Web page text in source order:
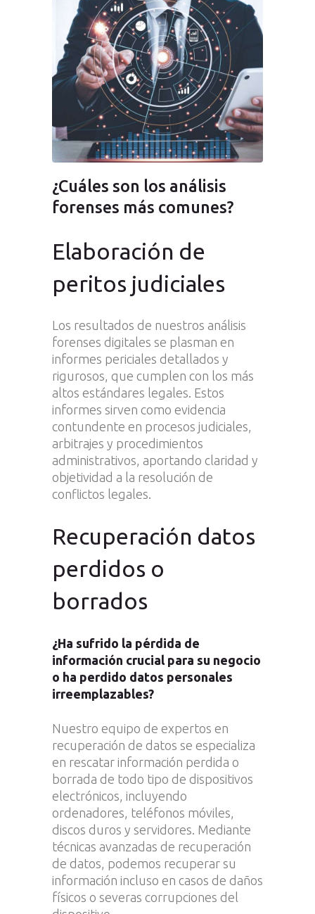
¿Cuáles son los análisis
forenses más comunes?
Elaboración de
peritos judiciales
Los resultados de nuestros análisis
forenses digitales se plasman en
informes periciales detallados y
rigurosos, que cumplen con los más
altos estándares legales. Estos
informes sirven como evidencia
contundente en procesos judiciales,
arbitrajes y procedimientos
administrativos, aportando claridad y
objetividad a la resolución de
conflictos legales.
Recuperación datos
perdidos o
borrados
¿Ha sufrido la pérdida de
información crucial para su negocio
o ha perdido datos personales
irreemplazables?
Nuestro equipo de expertos en
recuperación de datos se especializa
en rescatar información perdida o
borrada de todo tipo de dispositivos
electrónicos, incluyendo
ordenadores, teléfonos móviles,
discos duros y servidores. Mediante
técnicas avanzadas de recuperación
de datos, podemos recuperar su
información incluso en casos de daños
físicos o severas corrupciones del